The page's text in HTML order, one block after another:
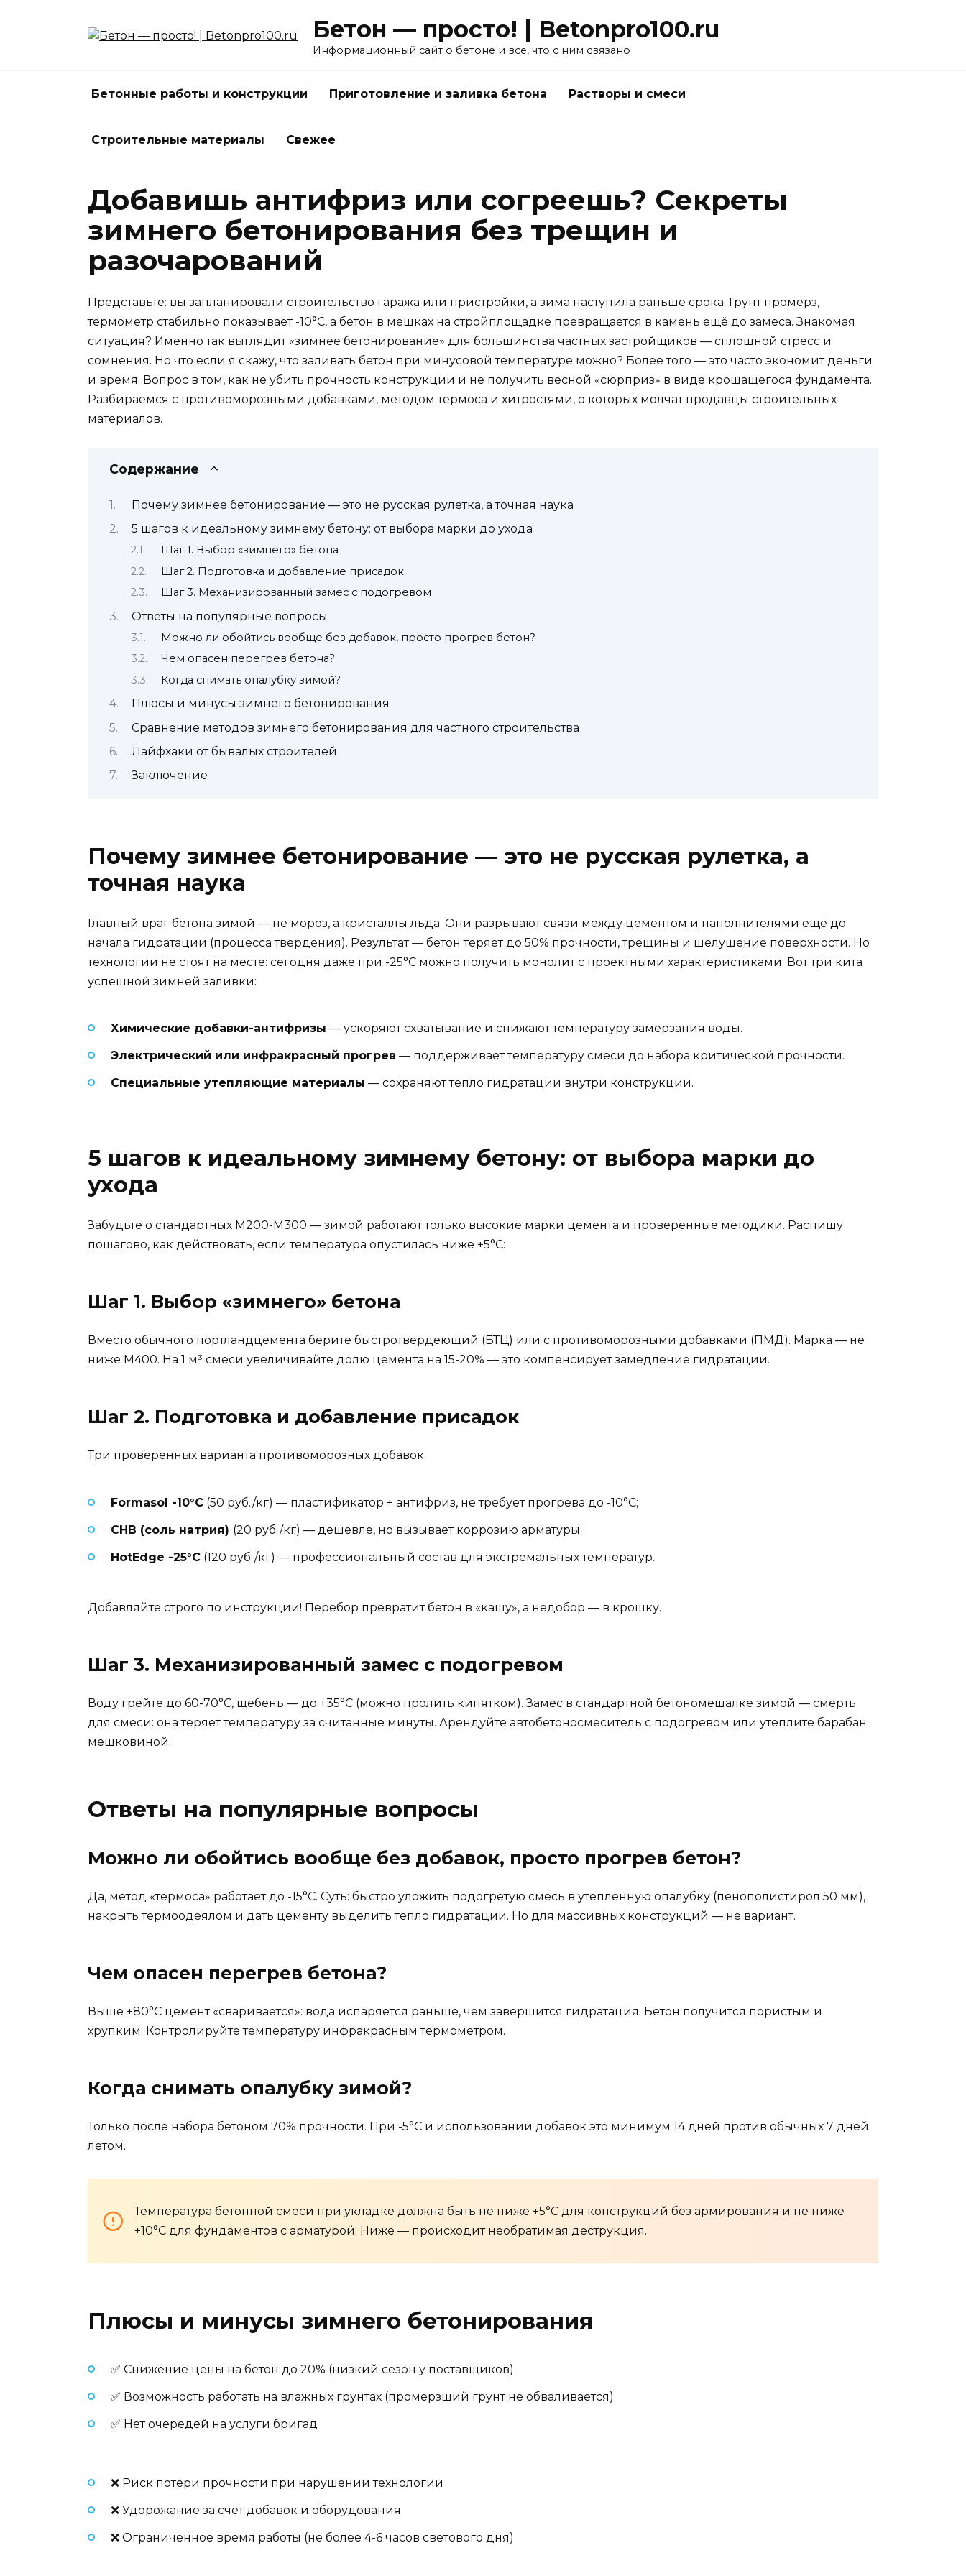
Бетон — просто! | Betonpro100.ru
Информационный сайт о бетоне и все, что с ним связано
Бетонные работы и конструкции Приготовление и заливка бетона Растворы и смеси
Строительные материалы Свежее
Добавишь антифриз или согреешь? Секреты
зимнего бетонирования без трещин и
разочарований
Представьте: вы запланировали строительство гаража или пристройки, а зима наступила раньше срока. Грунт промёрз,
термометр стабильно показывает -10°C, а бетон в мешках на стройплощадке превращается в камень ещё до замеса. Знакомая
ситуация? Именно так выглядит «зимнее бетонирование» для большинства частных застройщиков — сплошной стресс и
сомнения. Но что если я скажу, что заливать бетон при минусовой температуре можно? Более того — это часто экономит деньги
и время. Вопрос в том, как не убить прочность конструкции и не получить весной «сюрприз» в виде крошащегося фундамента.
Разбираемся с противоморозными добавками, методом термоса и хитростями, о которых молчат продавцы строительных
материалов.
Содержание
Почему зимнее бетонирование — это не русская рулетка, а точная наука
5 шагов к идеальному зимнему бетону: от выбора марки до ухода
Шаг 1. Выбор «зимнего» бетона
Шаг 2. Подготовка и добавление присадок
Шаг 3. Механизированный замес с подогревом
Ответы на популярные вопросы
Можно ли обойтись вообще без добавок, просто прогрев бетон?
Чем опасен перегрев бетона?
Когда снимать опалубку зимой?
Плюсы и минусы зимнего бетонирования
Сравнение методов зимнего бетонирования для частного строительства
Лайфхаки от бывалых строителей
Заключение
Почему зимнее бетонирование — это не русская рулетка, а
точная наука
Главный враг бетона зимой — не мороз, а кристаллы льда. Они разрывают связи между цементом и наполнителями ещё до
начала гидратации (процесса твердения). Результат — бетон теряет до 50% прочности, трещины и шелушение поверхности. Но
технологии не стоят на месте: сегодня даже при -25°C можно получить монолит с проектными характеристиками. Вот три кита
успешной зимней заливки:
Химические добавки-антифризы — ускоряют схватывание и снижают температуру замерзания воды.
Электрический или инфракрасный прогрев — поддерживает температуру смеси до набора критической прочности.
Специальные утепляющие материалы — сохраняют тепло гидратации внутри конструкции.
5 шагов к идеальному зимнему бетону: от выбора марки до
ухода
Забудьте о стандартных М200-М300 — зимой работают только высокие марки цемента и проверенные методики. Распишу
пошагово, как действовать, если температура опустилась ниже +5°C:
Шаг 1. Выбор «зимнего» бетона
Вместо обычного портландцемента берите быстротвердеющий (БТЦ) или с противоморозными добавками (ПМД). Марка — не
ниже М400. На 1 м³ смеси увеличивайте долю цемента на 15-20% — это компенсирует замедление гидратации.
Шаг 2. Подготовка и добавление присадок
Три проверенных варианта противоморозных добавок:
Formasol -10°C (50 руб./кг) — пластификатор + антифриз, не требует прогрева до -10°C;
СНВ (соль натрия) (20 руб./кг) — дешевле, но вызывает коррозию арматуры;
HotEdge -25°C (120 руб./кг) — профессиональный состав для экстремальных температур.
Добавляйте строго по инструкции! Перебор превратит бетон в «кашу», а недобор — в крошку.
Шаг 3. Механизированный замес с подогревом
Воду грейте до 60-70°C, щебень — до +35°C (можно пролить кипятком). Замес в стандартной бетономешалке зимой — смерть
для смеси: она теряет температуру за считанные минуты. Арендуйте автобетоносмеситель с подогревом или утеплите барабан
мешковиной.
Ответы на популярные вопросы
Можно ли обойтись вообще без добавок, просто прогрев бетон?
Да, метод «термоса» работает до -15°C. Суть: быстро уложить подогретую смесь в утепленную опалубку (пенополистирол 50 мм),
накрыть термоодеялом и дать цементу выделить тепло гидратации. Но для массивных конструкций — не вариант.
Чем опасен перегрев бетона?
Выше +80°C цемент «сваривается»: вода испаряется раньше, чем завершится гидратация. Бетон получится пористым и
хрупким. Контролируйте температуру инфракрасным термометром.
Когда снимать опалубку зимой?
Только после набора бетоном 70% прочности. При -5°C и использовании добавок это минимум 14 дней против обычных 7 дней
летом.
Температура бетонной смеси при укладке должна быть не ниже +5°C для конструкций без армирования и не ниже
+10°C для фундаментов с арматурой. Ниже — происходит необратимая деструкция.
Плюсы и минусы зимнего бетонирования
✅ Снижение цены на бетон до 20% (низкий сезон у поставщиков)
✅ Возможность работать на влажных грунтах (промерзший грунт не обваливается)
✅ Нет очередей на услуги бригад
❌ Риск потери прочности при нарушении технологии
❌ Удорожание за счёт добавок и оборудования
❌ Ограниченное время работы (не более 4-6 часов светового дня)